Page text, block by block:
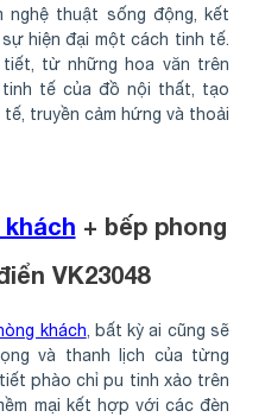
nghệ thuật sống động, kết
hiện đại một cách tinh tế.
từ những hoa văn trên
tế của đồ nội thất, tạo
truyền cảm hứng và thoải
+ bếp phong
VK23048
khách, bất kỳ ai cũng sẽ
và thanh lịch của từng
phào chỉ pu tinh xảo trên
mại kết hợp với các đèn